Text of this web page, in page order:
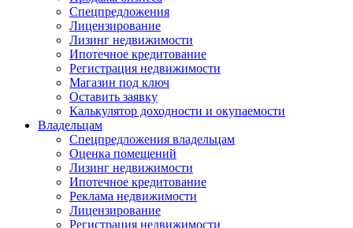
Спецпредложения
Лицензирование
Лизинг недвижимости
Ипотечное кредитование
Регистрация недвижимости
Магазин под ключ
Оставить заявку
Калькулятор доходности и окупаемости
Владельцам
Спецпредложения владельцам
Оценка помещений
Лизинг недвижимости
Ипотечное кредитование
Реклама недвижимости
Лицензирование
Регистрация недвижимости